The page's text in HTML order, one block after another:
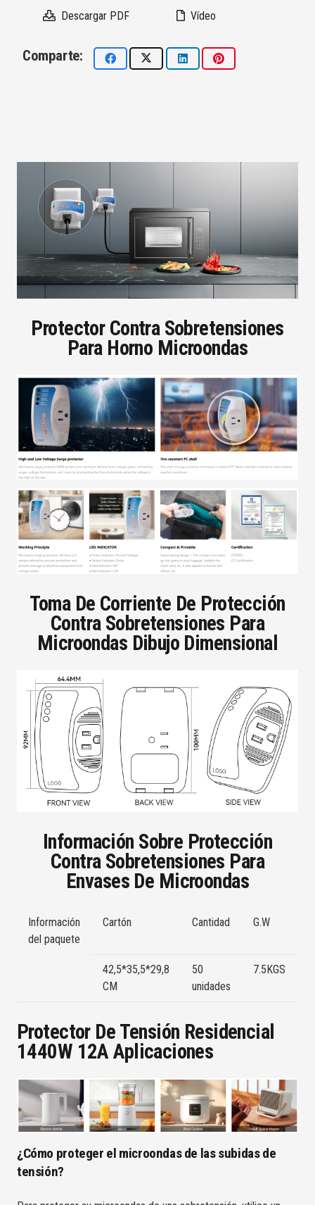
Descargar PDF Vídeo
Comparte:
Protector Contra Sobretensiones
Para Horno Microondas
Toma De Corriente De Protección
Contra Sobretensiones Para
Microondas Dibujo Dimensional
Información Sobre Protección
Contra Sobretensiones Para
Envases De Microondas
Información
del paquete
Cartón Cantidad G.W
42,5*35,5*29,8
CM
50
unidades
7.5KGS
Protector De Tensión Residencial
1440W 12A Aplicaciones
¿Cómo proteger el microondas de las subidas de
tensión?